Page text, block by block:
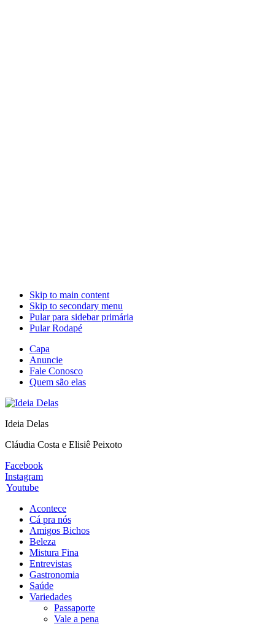
Skip to main content
Skip to secondary menu
Pular para sidebar primária
Pular Rodapé
Capa
Anuncie
Fale Conosco
Quem são elas
Ideia Delas
Cláudia Costa e Elisiê Peixoto
Facebook
Instagram
Youtube
Acontece
Cá pra nós
Amigos Bichos
Beleza
Mistura Fina
Entrevistas
Gastronomia
Saúde
Variedades
Passaporte
Vale a pena